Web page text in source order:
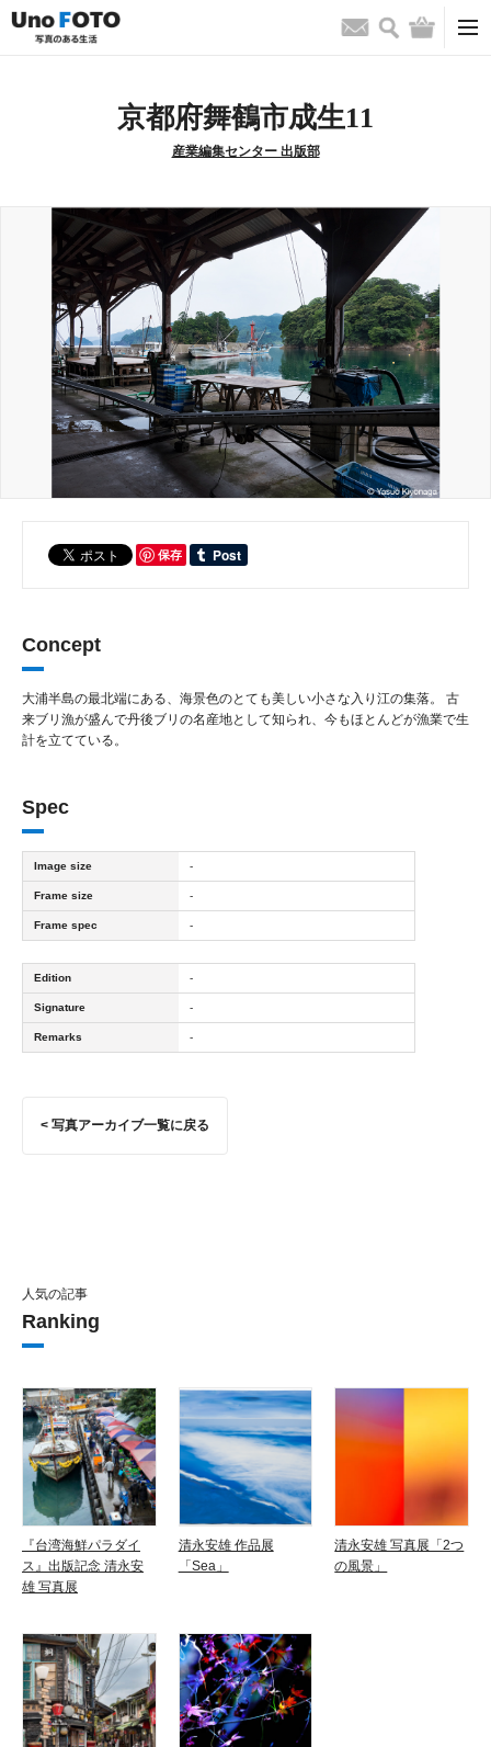
お問い合わせ
検索 バッグ
京都府舞鶴市成生11
産業編集センター 出版部
保存
Concept
大浦半島の最北端にある、海景色のとても美しい小さな入り江の集落。 古
来ブリ漁が盛んで丹後ブリの名産地として知られ、今もほとんどが漁業で生
計を立てている。
Spec
Image size -
Frame size -
Frame spec -
Edition -
Signature -
Remarks -
< 写真アーカイブ一覧に戻る
人気の記事
Ranking
『台湾海鮮パラダイ
ス』出版記念 清永安
雄 写真展
清永安雄 作品展
「Sea」
清永安雄 写真展「2つ
の風景」